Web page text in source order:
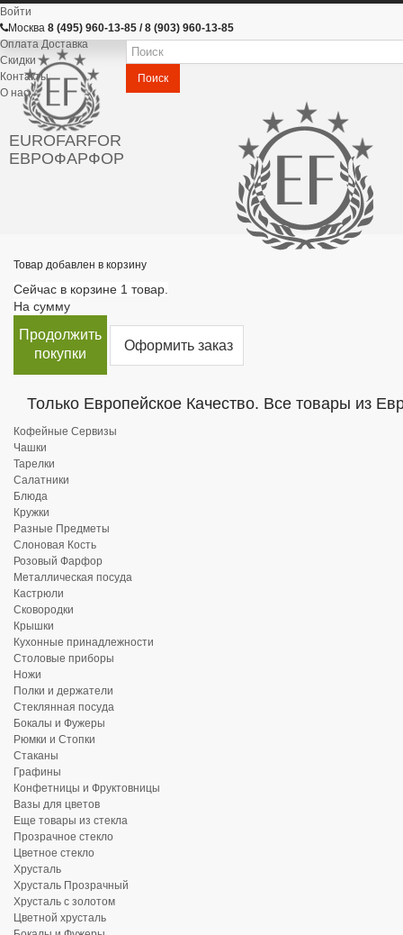
Войти
Москва 8 (495) 960-13-85 / 8 (903) 960-13-85
Оплата Доставка
Скидки
Контакты
О нас
EUROFARFOR
ЕВРОФАРФОР
Поиск
Товар добавлен в корзину
Сейчас в корзине 1 товар.
На сумму
Продолжить
покупки
Оформить заказ
Только Европейское Качество. Все товары из
Кофейные Сервизы
Чашки
Тарелки
Салатники
Блюда
Кружки
Разные Предметы
Слоновая Кость
Розовый Фарфор
Металлическая посуда
Кастрюли
Сковородки
Крышки
Кухонные принадлежности
Столовые приборы
Ножи
Полки и держатели
Стеклянная посуда
Бокалы и Фужеры
Рюмки и Стопки
Стаканы
Графины
Конфетницы и Фруктовницы
Вазы для цветов
Еще товары из стекла
Прозрачное стекло
Цветное стекло
Хрусталь
Хрусталь Прозрачный
Хрусталь с золотом
Цветной хрусталь